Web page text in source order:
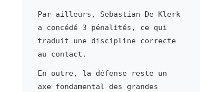
Par ailleurs, Sebastian De Klerk
a concédé 3 pénalités, ce qui
traduit une discipline correcte
au contact.
En outre, la défense reste un
axe fondamental des grandes